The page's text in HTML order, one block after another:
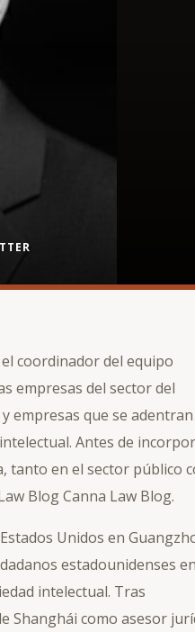
coordinador del equipo
empresas del sector del
empresas que se
Antes de
tanto en el sector público
Blog Canna Law Blog.
Unidos en
estadounidenses en
intelectual. Tras
Shanghái como asesor